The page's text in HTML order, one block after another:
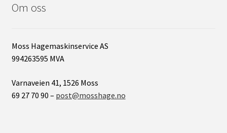
Om oss
Moss Hagemaskinservice AS
994263595 MVA
Varnaveien 41, 1526 Moss
69 27 70 90 – post@mosshage.no